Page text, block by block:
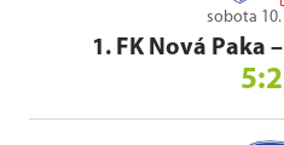
sobota 10.
1. FK Nová Paka –
5:2